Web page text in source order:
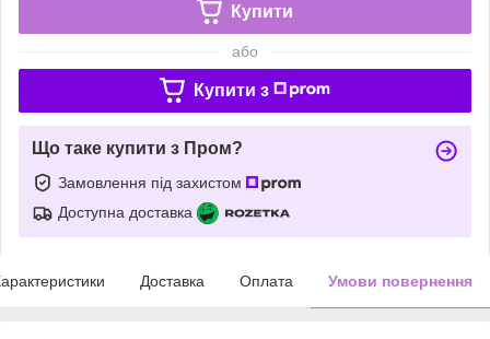
Купити
або
Купити з
Що таке купити з Пром?
Замовлення під захистом
Доступна доставка
Доставка Оплата Умови повернення